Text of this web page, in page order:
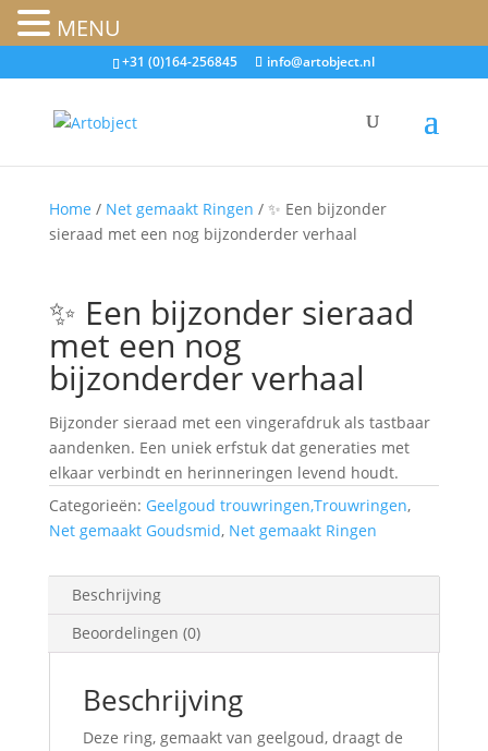
+31 (0)164-256845 info@artobject.nl
Home / Net gemaakt Ringen / ✨ Een bijzonder
sieraad met een nog bijzonderder verhaal
✨ Een bijzonder sieraad
met een nog
bijzonderder verhaal
Bijzonder sieraad met een vingerafdruk als tastbaar
aandenken. Een uniek erfstuk dat generaties met
elkaar verbindt en herinneringen levend houdt.
Categorieën: Geelgoud trouwringen,Trouwringen,
Net gemaakt Goudsmid, Net gemaakt Ringen
Beschrijving
Beoordelingen (0)
Beschrijving
Deze ring, gemaakt van geelgoud, draagt de
MENU